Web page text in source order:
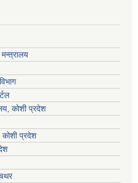
कोशी प्रदेश
कोशी प्रदेश